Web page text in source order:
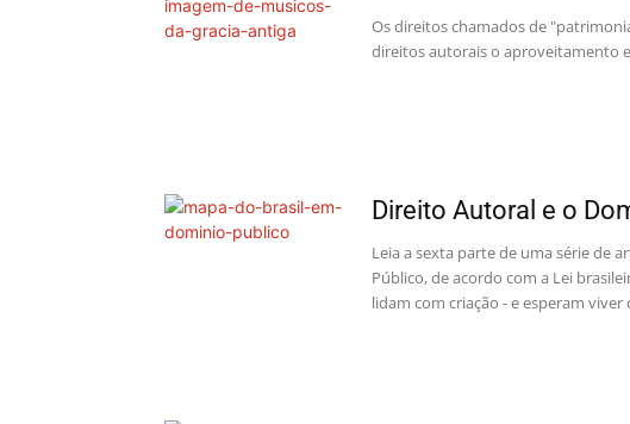
Os direitos chamados de
direitos autorais o aproveitamento
Direito Autoral e o
Leia a sexta parte de uma série de
Público, de acordo com a Lei
lidam com criação - e esperam viver